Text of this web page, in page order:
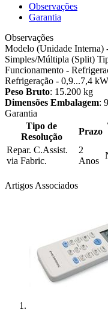
Observações
Garantia
Observações
Modelo (Unidade Interna)
Simples/Múltipla (Split)
Funcionamento -
Refrigeração - 0,9...7,4 kW
Peso Bruto: 15.200 kg
Dimensões Embalagem:
Garantia
Tipo de
Resolução
Prazo
Repar. C.Assist.
via Fabric.
2
Anos
Artigos Associados